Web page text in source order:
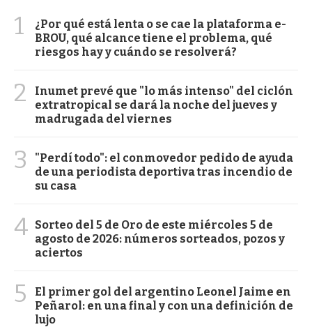
1
¿Por qué está lenta o se cae la plataforma e-
BROU, qué alcance tiene el problema, qué
riesgos hay y cuándo se resolverá?
2
Inumet prevé que "lo más intenso" del ciclón
extratropical se dará la noche del jueves y
madrugada del viernes
3
"Perdí todo": el conmovedor pedido de ayuda
de una periodista deportiva tras incendio de
su casa
4 Sorteo del 5 de Oro de este miércoles 5 de
agosto de 2026: números sorteados, pozos y
aciertos
5
El primer gol del argentino Leonel Jaime en
Peñarol: en una final y con una definición de
lujo